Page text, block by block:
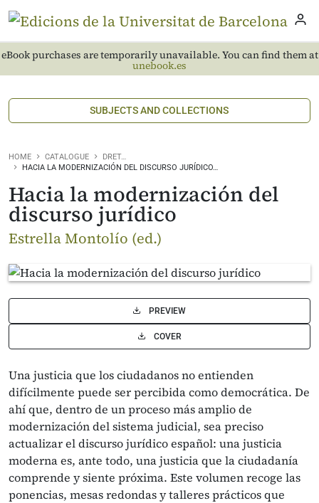
eBook purchases are temporarily unavailable. You can find them at
unebook.es
SUBJECTS AND COLLECTIONS
HOME CATALOGUE
DRET…
HACIA LA MODERNIZACIÓN DEL DISCURSO JURÍDICO…
Hacia la modernización del
discurso jurídico
Estrella Montolío (ed.)
PREVIEW
COVER
Una justicia que los ciudadanos no entienden
difícilmente puede ser percibida como democrática. De
ahí que, dentro de un proceso más amplio de
modernización del sistema judicial, sea preciso
actualizar el discurso jurídico español: una justicia
moderna es, ante todo, una justicia que la ciudadanía
comprende y siente próxima. Este volumen recoge las
ponencias, mesas redondas y talleres prácticos que